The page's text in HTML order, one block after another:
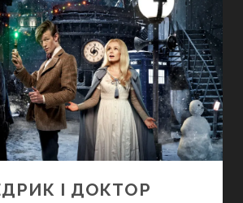
ІГОР
І ДОКТОР